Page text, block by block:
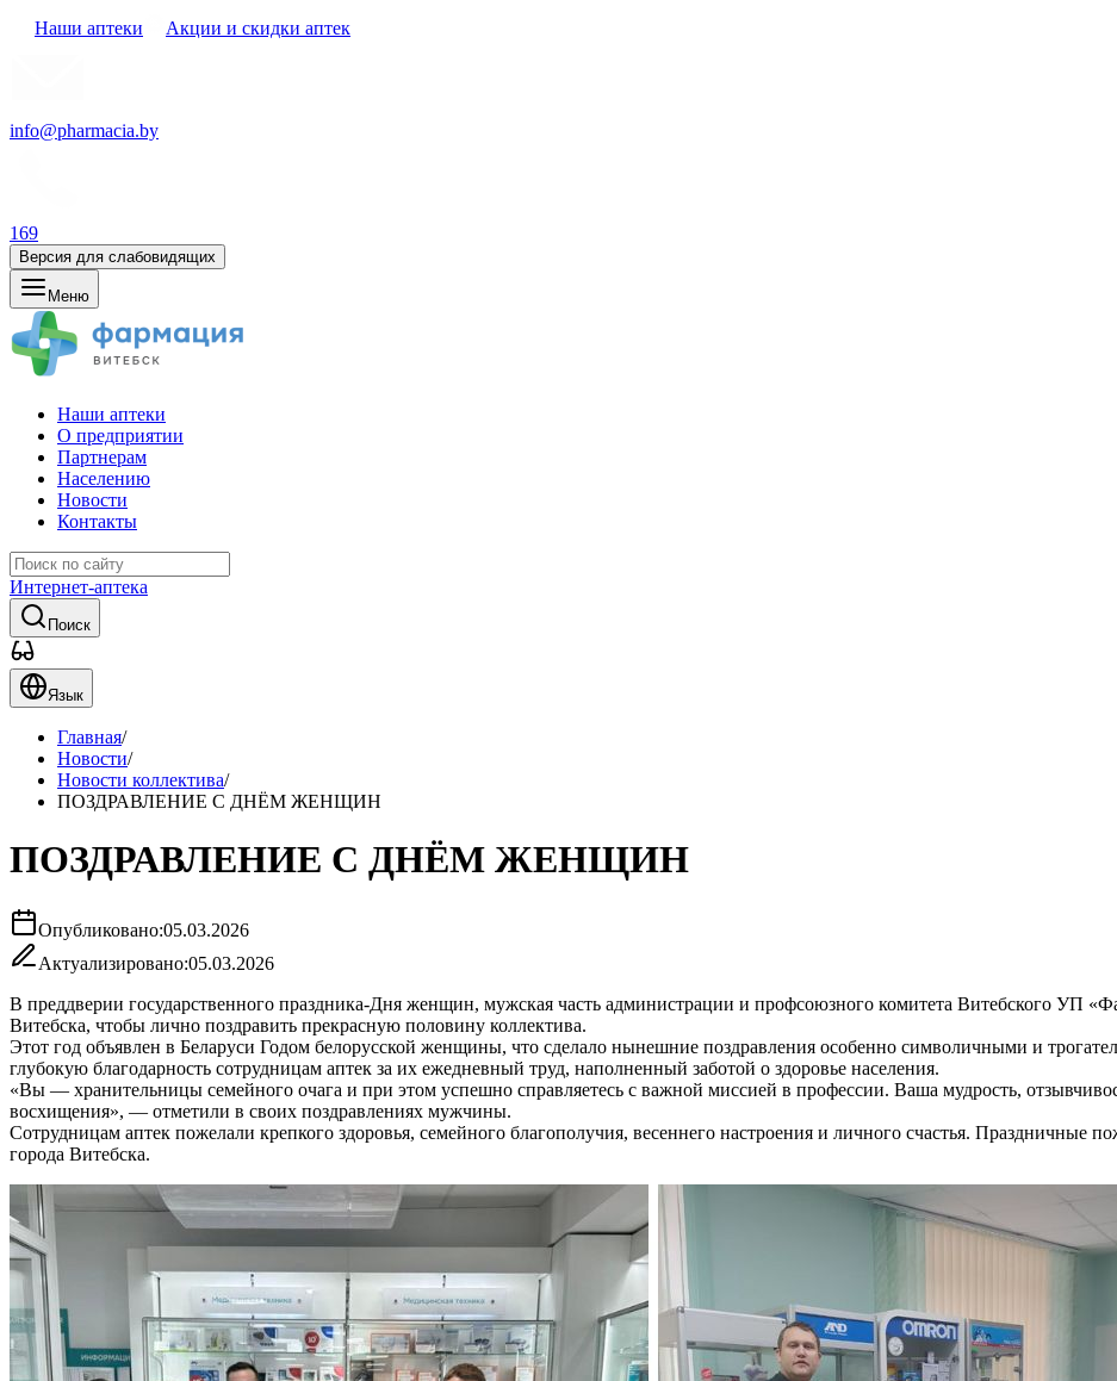
Наши аптеки Акции и скидки аптек
info@pharmacia.by
169
Версия для слабовидящих
Меню
Наши аптеки
О предприятии
Партнерам
Населению
Новости
Контакты
Интернет-аптека
Поиск
Язык
Главная/
Новости/
Новости коллектива/
ПОЗДРАВЛЕНИЕ С ДНЁМ ЖЕНЩИН
ПОЗДРАВЛЕНИЕ С ДНЁМ ЖЕНЩИН
Опубликовано:05.03.2026
Актуализировано:05.03.2026
В преддверии государственного праздника-Дня женщин, мужская часть администрации и профсоюзного комитета Витебского УП
Витебска, чтобы лично поздравить прекрасную половину коллектива.
Этот год объявлен в Беларуси Годом белорусской женщины, что сделало нынешние поздравления особенно символичными и
глубокую благодарность сотрудницам аптек за их ежедневный труд, наполненный заботой о здоровье населения.
«Вы — хранительницы семейного очага и при этом успешно справляетесь с важной миссией в профессии. Ваша мудрость,
восхищения», — отметили в своих поздравлениях мужчины.
Сотрудницам аптек пожелали крепкого здоровья, семейного благополучия, весеннего настроения и личного счастья. Праздничные
города Витебска.